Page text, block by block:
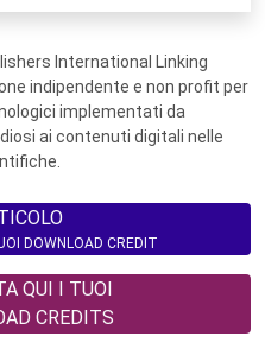
International Linking
indipendente e non profit per
implementati da
ai contenuti digitali nelle
DOWNLOAD CREDIT
QUI I TUOI
CREDITS